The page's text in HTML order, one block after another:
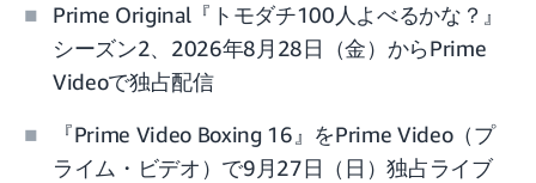
Prime Original『トモダチ100人よべるかな？』
シーズン2、2026年8月28日（金）からPrime
Videoで独占配信
『Prime Video Boxing 16』をPrime Video（プ
ライム・ビデオ）で9月27日（日）独占ライブ